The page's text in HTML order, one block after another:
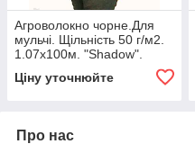
Агроволокно чорне.Для
мульчі. Щільність 50 г/м2.
1.07х100м. "Shadow".
Ціну уточнюйте
Про нас